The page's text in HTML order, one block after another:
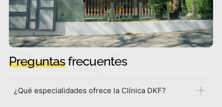
Preguntasfrecuentes
¿Qué especialidades ofrece la Clínica DKF?